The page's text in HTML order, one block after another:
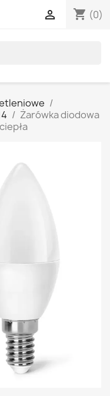
shopping_cart (0)

Żarówka diodowa